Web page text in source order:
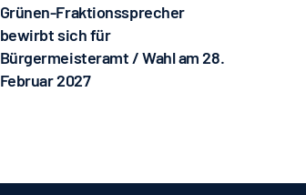
Grünen-Fraktionssprecher
bewirbt sich für
Bürgermeisteramt / Wahl am 28.
Februar 2027